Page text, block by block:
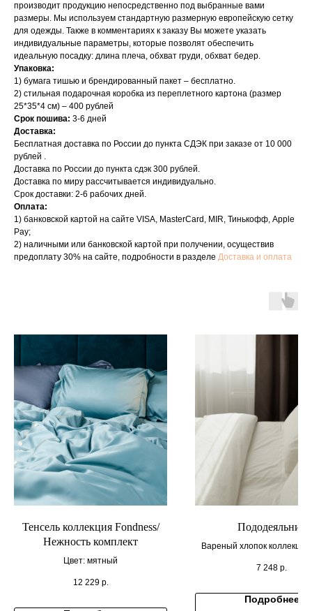
производит продукцию непосредственно под выбранные вами
размеры. Мы используем стандартную размерную европейскую сетку
для одежды. Также в комментариях к заказу Вы можете указать
индивидуальные параметры, которые позволят обеспечить
идеальную посадку: длина плеча, обхват груди, обхват бедер.
Упаковка:
1) бумага тишью и брендированный пакет – бесплатно.
2) стильная подарочная коробка из переплетного картона (размер
25*35*4 см) – 400 рублей
Срок пошива: 3-6 дней
Доставка:
Бесплатная доставка по России до пункта СДЭК при заказе от 10 000
рублей .
Доставка по России до пункта сдэк 300 рублей.
Доставка по миру рассчитывается индивидуально.
Срок доставки: 2-6 рабочих дней.
Оплата:
1) банковской картой на сайте VISA, MasterCard, MIR, Тинькофф, Apple
Pay;
2) наличными или банковской картой при получении, осуществив
предоплату 30% на сайте, подробности в разделе Доставка и оплата
Тенсель коллекция Fondness/
Нежность комплект
Цвет: мятный
12 229 р.
Пододеяльник
Вареный хлопок коллекция
7 248 р.
Подробнее